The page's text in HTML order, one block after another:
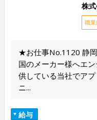
株
職
★お仕事No.1120 静
国のメーカー様へエ
供している当社でア
ニ...
給与